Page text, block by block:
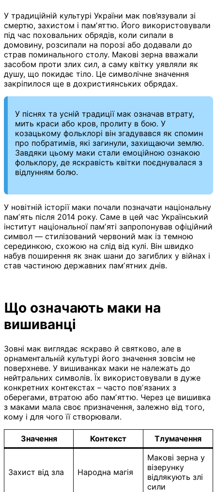
У традиційній культурі України мак пов’язували зі
смертю, захистом і памʼяттю. Його використовували
під час поховальних обрядів, коли сипали в
домовину, розсипали на порозі або додавали до
страв поминального столу. Макові зерна вважали
засобом проти злих сил, а саму квітку уявляли як
душу, що покидає тіло. Це символічне значення
закріпилося ще в дохристиянських обрядах.
У піснях та усній традиції мак означав втрату,
мить краси або кров, пролиту в бою. У
козацькому фольклорі він згадувався як спомин
про побратимів, які загинули, захищаючи землю.
Завдяки цьому маки стали емоційною ознакою
фольклору, де яскравість квітки поєднувалася з
відлунням болю.
У новітній історії маки почали позначати національну
памʼять після 2014 року. Саме в цей час Український
інститут національної памʼяті запропонував офіційний
символ — стилізований червоний мак із темною
серединкою, схожою на слід від кулі. Він швидко
набув поширення як знак шани до загиблих у війнах і
став частиною державних памʼятних днів.
Що означають маки на
вишиванці
Зовні мак виглядає яскраво й святково, але в
орнаментальній культурі його значення зовсім не
поверхневе. У вишиванках маки не належать до
нейтральних символів. Їх використовували в дуже
конкретних контекстах – часто повʼязаних з
оберегами, втратою або памʼяттю. Через це вишивка
з маками мала своє призначення, залежно від того,
кому і для чого її створювали.
Значення Контекст Тлумачення
Захист від зла Народна магія
Макові зерна у
візерунку
відлякують злі
сили